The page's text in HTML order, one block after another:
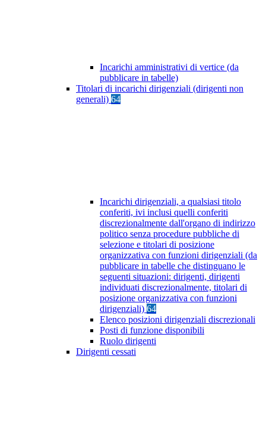
Incarichi amministrativi di vertice (da
pubblicare in tabelle)
Titolari di incarichi dirigenziali (dirigenti non
generali) 64
Incarichi dirigenziali, a qualsiasi titolo
conferiti, ivi inclusi quelli conferiti
discrezionalmente dall'organo di indirizzo
politico senza procedure pubbliche di
selezione e titolari di posizione
organizzativa con funzioni dirigenziali (da
pubblicare in tabelle che distinguano le
seguenti situazioni: dirigenti, dirigenti
individuati discrezionalmente, titolari di
posizione organizzativa con funzioni
dirigenziali) 64
Elenco posizioni dirigenziali discrezionali
Posti di funzione disponibili
Ruolo dirigenti
Dirigenti cessati